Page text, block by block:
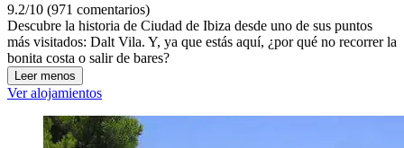
9.2/10 (971 comentarios)
Descubre la historia de Ciudad de Ibiza desde uno de sus puntos
más visitados: Dalt Vila. Y, ya que estás aquí, ¿por qué no recorrer la
bonita costa o salir de bares?
Leer menos
Ver alojamientos